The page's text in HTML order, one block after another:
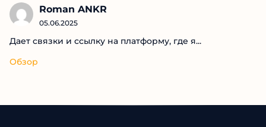
Roman ANKR
05.06.2025
Дает связки и ссылку на платформу, где я...
Обзор